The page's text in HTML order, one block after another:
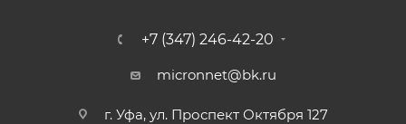
+7 (347) 246-42-20
micronnet@bk.ru
г. Уфа, ул. Проспект Октября 127